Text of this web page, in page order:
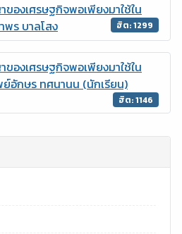
องเศรษฐกิจพอเพียงมาใช้ใน
พร บาลโสง
ฮิต: 1299
องเศรษฐกิจพอเพียงมาใช้ใน
ย์อักษร ทศนานน (นักเรียน)
ฮิต: 1146